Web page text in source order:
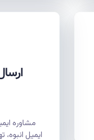
مشاوره
ایمیل